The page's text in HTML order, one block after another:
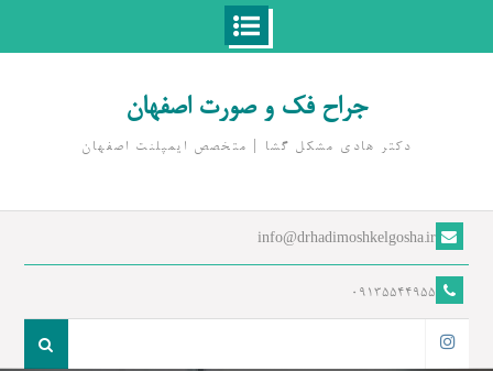
جراح فک و صورت اصفهان
دکتر هادی مشکل گشا | متخصص ايمپلنت اصفهان
info@drhadimoshkelgosha.ir
09135544955